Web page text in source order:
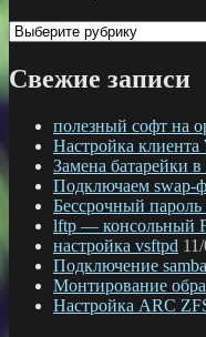
Категории
Свежие записи
полезный софт на
Настройка
Замена батарейки
Подключаем swap-
Бессрочный
lftp — консольный
настройка vsftpd
Подключение
Монтирование
Настройка ARC